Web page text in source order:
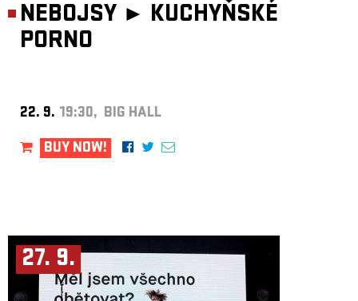
NEBOJSY ► KUCHYŇSKÉ
PORNO
22. 9. 19:30, BIG HALL
BUY NOW!
27. 9.